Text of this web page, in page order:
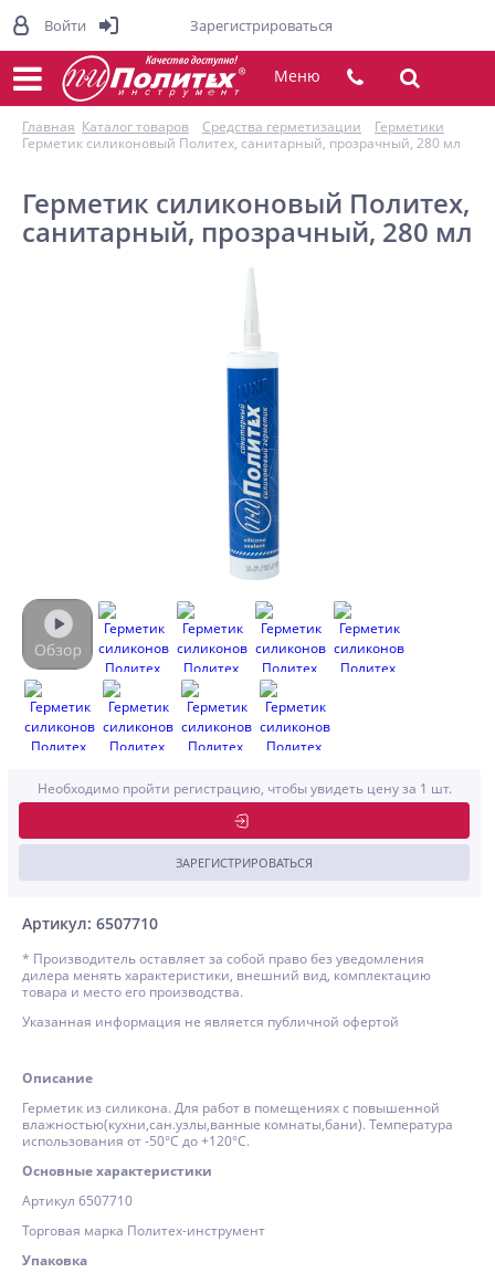
Меню
Главная Каталог товаров Средства герметизации
Герметики
Герметик силиконовый Политех, санитарный, прозрачный, 280 мл
Герметик силиконовый Политех,
санитарный, прозрачный, 280 мл
Артикул: 6507710
Необходимо пройти регистрацию, чтобы увидеть цену за 1 шт.
ЗАРЕГИСТРИРОВАТЬСЯ
* Производитель оставляет за собой право без уведомления
дилера менять характеристики, внешний вид, комплектацию
товара и место его производства.
Указанная информация не является публичной офертой
Описание
Герметик из силикона. Для работ в помещениях с повышенной
влажностью(кухни,сан.узлы,ванные комнаты,бани). Температура
использования от -50°С до +120°С.
Основные характеристики
Артикул 6507710
Торговая марка Политех-инструмент
Упаковка
Войти Зарегистрироваться